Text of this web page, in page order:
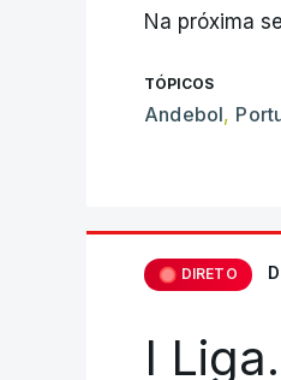
Na próxima
TÓPICOS
Andebol,
DIRETO
I